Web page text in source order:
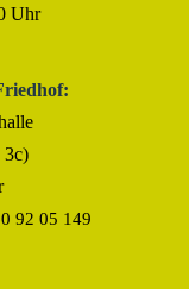
Uhr
3c)
92 05 149